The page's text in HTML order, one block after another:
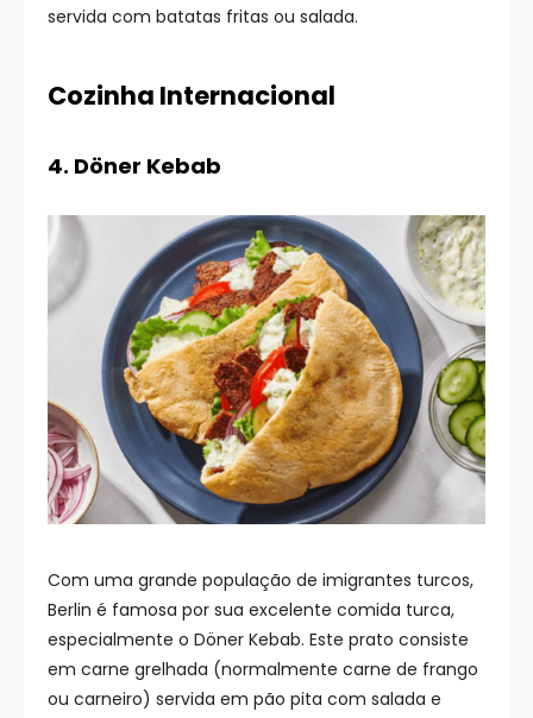
servida com batatas fritas ou salada.
Cozinha Internacional
4. Döner Kebab
Com uma grande população de imigrantes turcos,
Berlin é famosa por sua excelente comida turca,
especialmente o Döner Kebab. Este prato consiste
em carne grelhada (normalmente carne de frango
ou carneiro) servida em pão pita com salada e